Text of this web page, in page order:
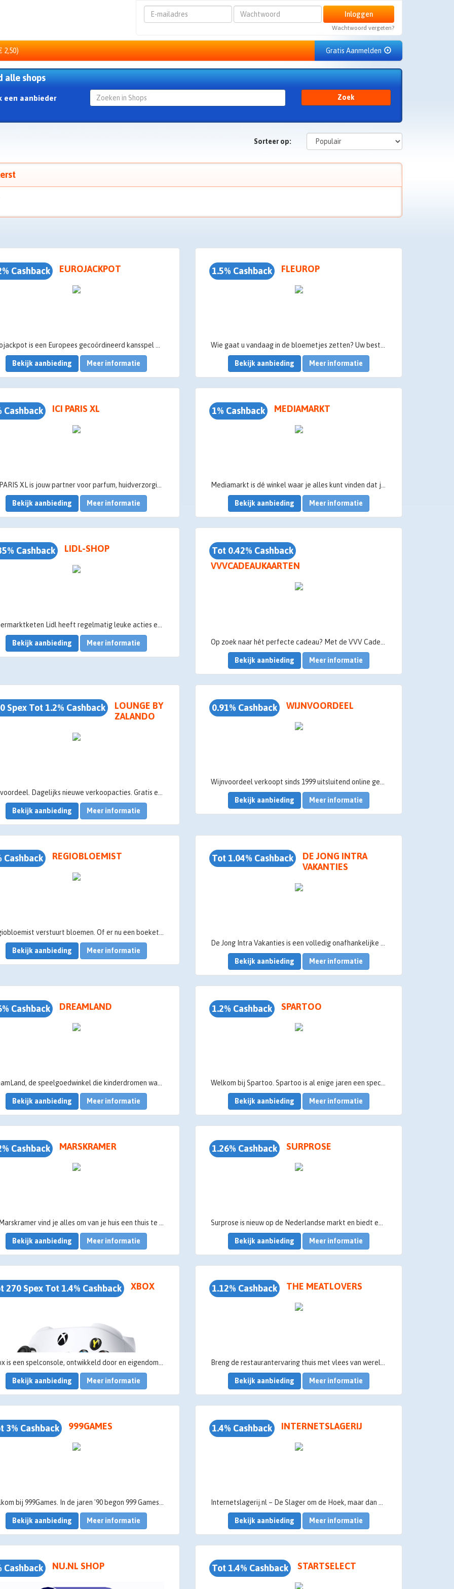
Emailadres Wachtwoord
Inloggen
Wachtwoord vergeten?
2,50) Gratis Aanmelden
alle shops
een aanbieder Zoek
Sorteer op:
Cashback EUROJACKPOT
Bekijk aanbieding Meer informatie
1.5% Cashback FLEUROP
Bekijk aanbieding Meer informatie
Cashback ICI PARIS XL
Bekijk aanbieding Meer informatie
1% Cashback MEDIAMARKT
Bekijk aanbieding Meer informatie
Cashback LIDL-SHOP
Bekijk aanbieding Meer informatie
Tot 0.42% Cashback
VVVCADEAUKAARTEN
Bekijk aanbieding Meer informatie
Spex Tot 1.2% Cashback
LOUNGE BY
ZALANDO
Bekijk aanbieding Meer informatie
0.91% Cashback WIJNVOORDEEL
Bekijk aanbieding Meer informatie
Cashback REGIOBLOEMIST
garandeerd altijd verse bloemen met 7 dagen versgarantie voor iedere gelegenheid en iedere locatie. De beste kwaliteit voor de beste prijs.
Bekijk aanbieding Meer informatie
Tot 1.04% Cashback
DE JONG INTRA
VAKANTIES
Bekijk aanbieding Meer informatie
Cashback DREAMLAND
Bekijk aanbieding Meer informatie
1.2% Cashback SPARTOO
Bekijk aanbieding Meer informatie
Cashback MARSKRAMER
Bekijk aanbieding Meer informatie
1.26% Cashback SURPROSE
Bekijk aanbieding Meer informatie
270 Spex Tot 1.4% Cashback XBOX
Bekijk aanbieding Meer informatie
1.12% Cashback THE MEATLOVERS
Bekijk aanbieding Meer informatie
3% Cashback 999GAMES
Bekijk aanbieding Meer informatie
1.4% Cashback INTERNETSLAGERIJ
Internetslagerij.nl is een van de eerste online slagerijen van Nederland en een pionier in de branche. Sinds 2013 leveren wij ambachtelijk gesneden, dagvers vlees rechtstreeks aan u. Waar veel aanbieders vleeshandelaren zijn, draait het bij ons om écht vakmanschap en de kwaliteit die je van een traditionele slager mag verwachten.
Bekijk aanbieding Meer informatie
Cashback NU.NL SHOP Tot 1.4% Cashback STARTSELECT